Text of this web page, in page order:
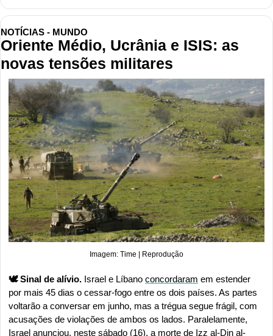
NOTÍCIAS - MUNDO
Oriente Médio, Ucrânia e ISIS: as
novas tensões militares
Imagem: Time | Reprodução
🕊️ Sinal de alívio. Israel e Líbano concordaram em estender
por mais 45 dias o cessar-fogo entre os dois países. As partes
voltarão a conversar em junho, mas a trégua segue frágil, com
acusações de violações de ambos os lados. Paralelamente,
Israel anunciou, neste sábado (16), a morte de Izz al-Din al-